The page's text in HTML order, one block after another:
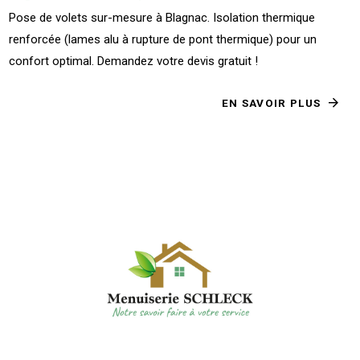
Pose de volets sur-mesure à Blagnac. Isolation thermique
renforcée (lames alu à rupture de pont thermique) pour un
confort optimal. Demandez votre devis gratuit !
EN SAVOIR PLUS